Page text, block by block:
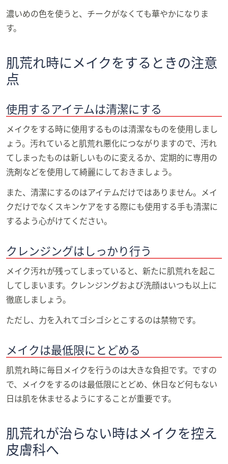
濃いめの色を使うと、チークがなくても華やかになりま
す。
肌荒れ時にメイクをするときの注意
点
使用するアイテムは清潔にする
メイクをする時に使用するものは清潔なものを使用しまし
ょう。汚れていると肌荒れ悪化につながりますので、汚れ
てしまったものは新しいものに変えるか、定期的に専用の
洗剤などを使用して綺麗にしておきましょう。
また、清潔にするのはアイテムだけではありません。メイ
クだけでなくスキンケアをする際にも使用する手も清潔に
するよう心がけてください。
クレンジングはしっかり行う
メイク汚れが残ってしまっていると、新たに肌荒れを起こ
してしまいます。クレンジングおよび洗顔はいつも以上に
徹底しましょう。
ただし、力を入れてゴシゴシとこするのは禁物です。
メイクは最低限にとどめる
肌荒れ時に毎日メイクを行うのは大きな負担です。ですの
で、メイクをするのは最低限にとどめ、休日など何もない
日は肌を休ませるようにすることが重要です。
肌荒れが治らない時はメイクを控え
皮膚科へ